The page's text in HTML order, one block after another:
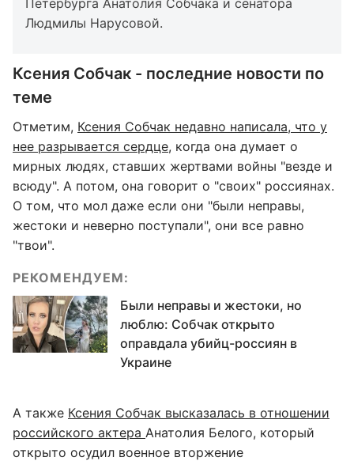
Людмилы Нарусовой.
Ксения Собчак - последние новости по
теме
Отметим, Ксения Собчак недавно написала, что у
нее разрывается сердце, когда она думает о
мирных людях, ставших жертвами войны "везде и
всюду". А потом, она говорит о "своих" россиянах.
О том, что мол даже если они "были неправы,
жестоки и неверно поступали", они все равно
"твои".
РЕКОМЕНДУЕМ:
Были неправы и жестоки, но
люблю: Собчак открыто
оправдала убийц-россиян в
Украине
А также Ксения Собчак высказалась в отношении
российского актера Анатолия Белого, который
открыто осудил военное вторжение